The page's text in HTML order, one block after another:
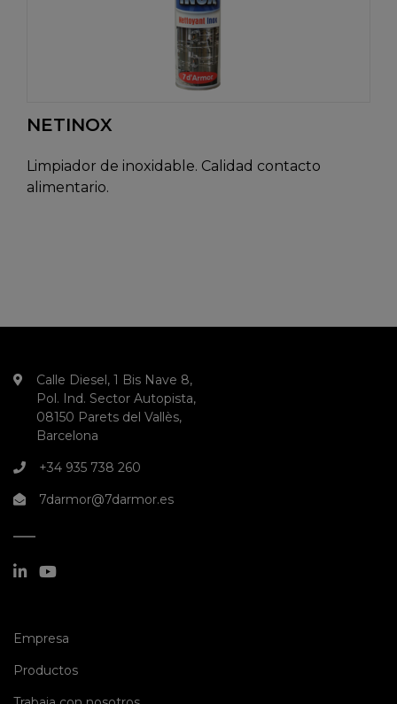
NETINOX
Limpiador de inoxidable. Calidad contacto
alimentario.
Calle Diesel, 1 Bis Nave 8,
Pol. Ind. Sector Autopista,
08150 Parets del Vallès,
Barcelona
+34 935 738 260
7darmor@7darmor.es
Empresa
Productos(current)